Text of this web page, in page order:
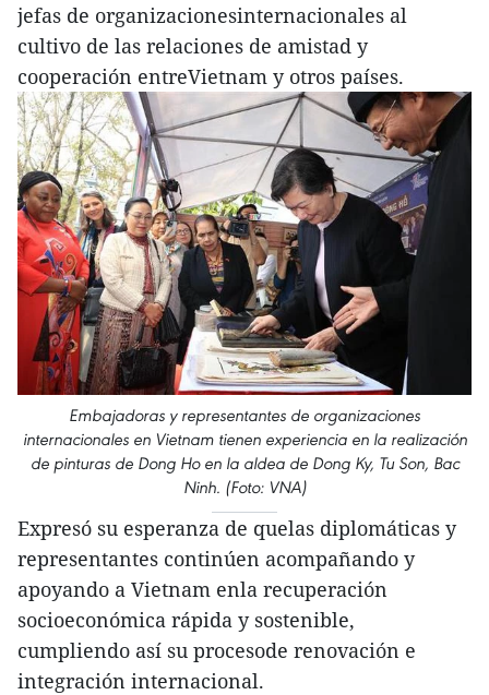
jefas de organizacionesinternacionales al
cultivo de las relaciones de amistad y
cooperación entreVietnam y otros países.
Embajadoras y representantes de organizaciones
internacionales en Vietnam tienen experiencia en la realización
de pinturas de Dong Ho en la aldea de Dong Ky, Tu Son, Bac
Ninh. (Foto: VNA)
Expresó su esperanza de quelas diplomáticas y
representantes continúen acompañando y
apoyando a Vietnam enla recuperación
socioeconómica rápida y sostenible,
cumpliendo así su procesode renovación e
integración internacional.